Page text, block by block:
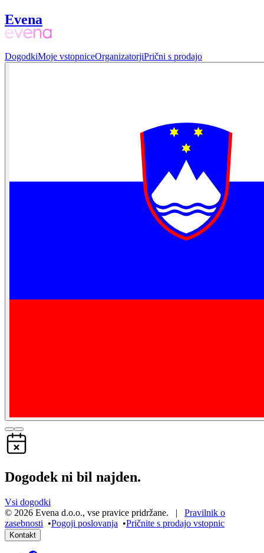
Evena
DogodkiMoje vstopniceOrganizatorjiPrični s prodajo
Dogodek ni bil najden.
Vsi dogodki
© 2026 Evena d.o.o., vse pravice pridržane. | Pravilnik o
zasebnosti •Pogoji poslovanja •Pričnite s prodajo vstopnic
Kontakt